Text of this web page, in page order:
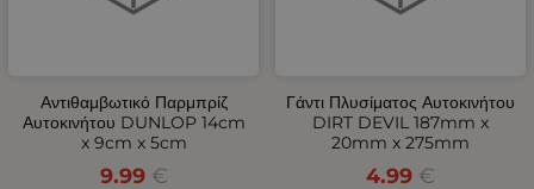
Αντιθαμβωτικό Παρμπρίζ
Αυτοκινήτου DUNLOP 14cm
x 9cm x 5cm
9.99 €
Γάντι Πλυσίματος Αυτοκινήτου
DIRT DEVIL 187mm x
20mm x 275mm
4.99 €